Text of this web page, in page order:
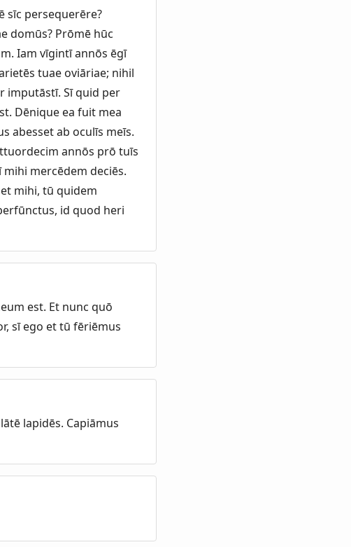
sīc persequerēre?
domūs? Prōmē hūc
Iam vīgintī annōs ēgī
tuae oviāriae; nihil
imputāstī. Sī quid per
Dēnique ea fuit mea
abesset ab oculīs meīs.
annōs prō tuīs
mercēdem deciēs.
mihi, tū quidem
id quod heri
est. Et nunc quō
sī ego et tū fēriēmus
lapidēs. Capiāmus